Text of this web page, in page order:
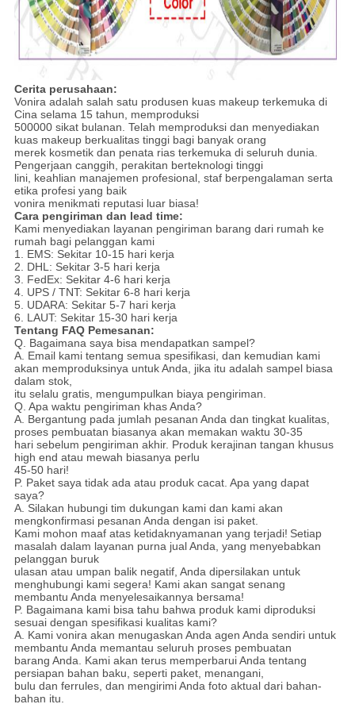
Cerita perusahaan:
Vonira adalah salah satu produsen kuas makeup terkemuka di
Cina selama 15 tahun, memproduksi
500000 sikat bulanan. Telah memproduksi dan menyediakan
kuas makeup berkualitas tinggi bagi banyak orang
merek kosmetik dan penata rias terkemuka di seluruh dunia.
Pengerjaan canggih, perakitan berteknologi tinggi
lini, keahlian manajemen profesional, staf berpengalaman serta
etika profesi yang baik
vonira menikmati reputasi luar biasa!
Cara pengiriman dan lead time:
Kami menyediakan layanan pengiriman barang dari rumah ke
rumah bagi pelanggan kami
1. EMS: Sekitar 10-15 hari kerja
2. DHL: Sekitar 3-5 hari kerja
3. FedEx: Sekitar 4-6 hari kerja
4. UPS / TNT: Sekitar 6-8 hari kerja
5. UDARA: Sekitar 5-7 hari kerja
6. LAUT: Sekitar 15-30 hari kerja
Tentang FAQ Pemesanan:
Q. Bagaimana saya bisa mendapatkan sampel?
A. Email kami tentang semua spesifikasi, dan kemudian kami
akan memproduksinya untuk Anda, jika itu adalah sampel biasa
dalam stok,
itu selalu gratis, mengumpulkan biaya pengiriman.
Q. Apa waktu pengiriman khas Anda?
A. Bergantung pada jumlah pesanan Anda dan tingkat kualitas,
proses pembuatan biasanya akan memakan waktu 30-35
hari sebelum pengiriman akhir. Produk kerajinan tangan khusus
high end atau mewah biasanya perlu
45-50 hari!
P. Paket saya tidak ada atau produk cacat. Apa yang dapat
saya?
A. Silakan hubungi tim dukungan kami dan kami akan
mengkonfirmasi pesanan Anda dengan isi paket.
Kami mohon maaf atas ketidaknyamanan yang terjadi! Setiap
masalah dalam layanan purna jual Anda, yang menyebabkan
pelanggan buruk
ulasan atau umpan balik negatif, Anda dipersilakan untuk
menghubungi kami segera! Kami akan sangat senang
membantu Anda menyelesaikannya bersama!
P. Bagaimana kami bisa tahu bahwa produk kami diproduksi
sesuai dengan spesifikasi kualitas kami?
A. Kami vonira akan menugaskan Anda agen Anda sendiri untuk
membantu Anda memantau seluruh proses pembuatan
barang Anda. Kami akan terus memperbarui Anda tentang
persiapan bahan baku, seperti paket, menangani,
bulu dan ferrules, dan mengirimi Anda foto aktual dari bahan-
bahan itu.